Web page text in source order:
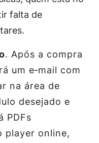
falta de
. Após a compra
um e‑mail com
na área de
desejado e
PDFs
player online,